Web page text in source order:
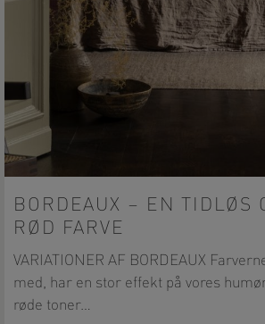
BORDEAUX – EN TIDLØS
RØD FARVE
VARIATIONER AF BORDEAUX
med, har en stor effekt på vores
røde toner…